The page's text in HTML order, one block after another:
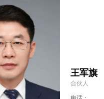
王军旗
合伙人